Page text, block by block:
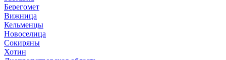
Берегомет
Вижница
Кельменцы
Новоселица
Сокиряны
Хотин